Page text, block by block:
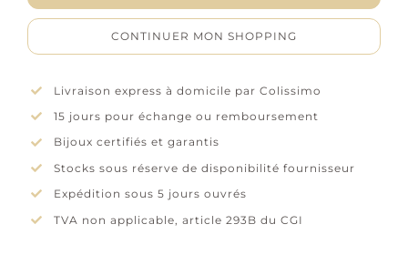
d'oreilles
CONTINUER MON SHOPPING
Livraison express à domicile par Colissimo
15 jours pour échange ou remboursement
Bijoux certifiés et garantis
Stocks sous réserve de disponibilité fournisseur
Expédition sous 5 jours ouvrés
TVA non applicable, article 293B du CGI